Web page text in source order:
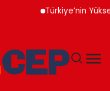
Türkiye’nin Yüksek